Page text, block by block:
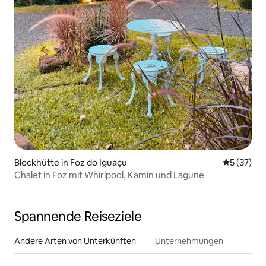
Blockhütte in Foz do Iguaçu
5 (37)
Chalet in Foz mit Whirlpool, Kamin und Lagune
Spannende Reiseziele
Andere Arten von Unterkünften Unternehmungen